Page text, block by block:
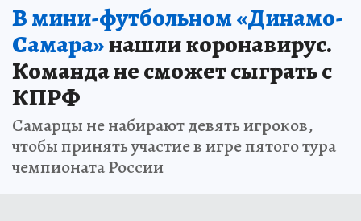
В мини-футбольном «Динамо-
Самара»нашли коронавирус.
Команда не сможет сыграть с
КПРФ
Самарцы не набирают девять игроков,
чтобы принять участие в игре пятого тура
чемпионата России